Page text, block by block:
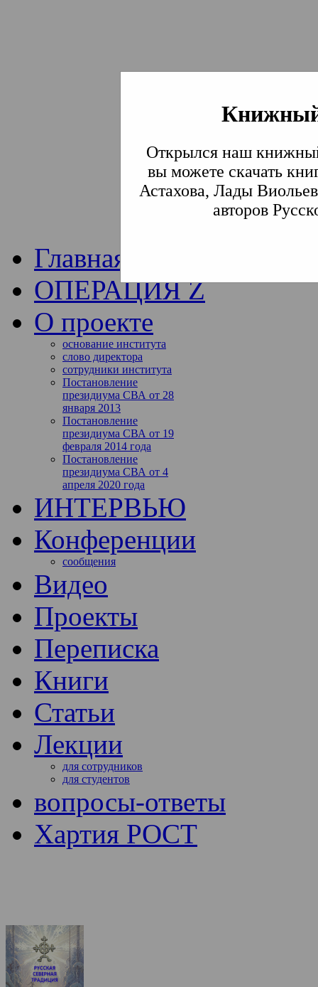
Открылся наш
вы можете скачать
Астахова, Лады
авторов
Институт
Традиции СВА
Главная
ОПЕРАЦИЯ Z
О проекте
основание института
слово директора
сотрудники института
Постановление
президиума СВА от 28
января 2013
Постановление
президиума СВА от 19
февраля 2014 года
Постановление
президиума СВА от 4
апреля 2020 года
ИНТЕРВЬЮ
Конференции
сообщения
Видео
Проекты
Переписка
Книги
Статьи
Лекции
для сотрудников
для студентов
вопросы-ответы
Хартия РОСТ